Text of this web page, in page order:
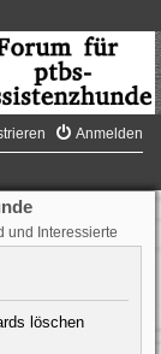
Anmelden
und Interessierte
löschen